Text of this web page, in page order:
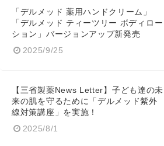
「デルメッド 薬用ハンドクリーム」
「デルメッド ティーツリー ボディロー
ション」バージョンアップ新発売
2025/9/25
【三省製薬News Letter】子ども達の未
来の肌を守るために「デルメッド紫外
線対策講座」を実施！
2025/8/1